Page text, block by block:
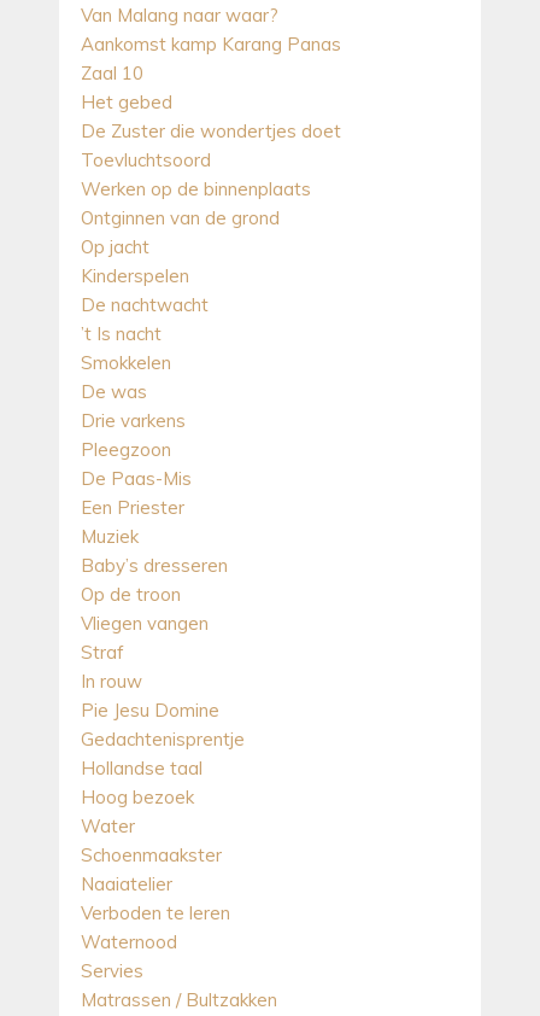
Van Malang naar waar?
Aankomst kamp Karang Panas
Zaal 10
Het gebed
De Zuster die wondertjes doet
Toevluchtsoord
Werken op de binnenplaats
Ontginnen van de grond
Op jacht
Kinderspelen
De nachtwacht
’t Is nacht
Smokkelen
De was
Drie varkens
Pleegzoon
De Paas-Mis
Een Priester
Muziek
Baby’s dresseren
Op de troon
Vliegen vangen
Straf
In rouw
Pie Jesu Domine
Gedachtenisprentje
Hollandse taal
Hoog bezoek
Water
Schoenmaakster
Naaiatelier
Verboden te leren
Waternood
Servies
Matrassen / Bultzakken